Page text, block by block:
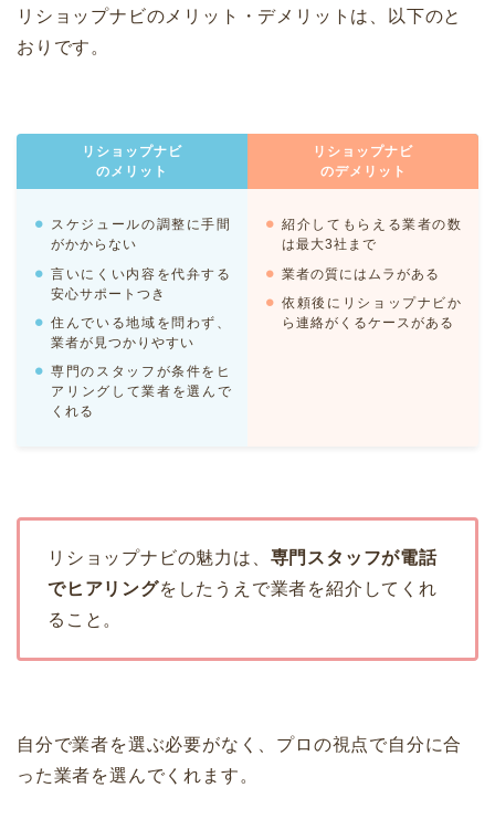
リショップナビのメリット・デメリットは、以下のと
おりです。
リショップナビ
のメリット
リショップナビ
のデメリット
スケジュールの調整に手間
がかからない
言いにくい内容を代弁する
安心サポートつき
住んでいる地域を問わず、
業者が見つかりやすい
専門のスタッフが条件をヒ
アリングして業者を選んで
くれる
紹介してもらえる業者の数
は最大3社まで
業者の質にはムラがある
依頼後にリショップナビか
ら連絡がくるケースがある
リショップナビの魅力は、 専門スタッフが電話
でヒアリングをしたうえで業者を紹介してくれ
ること。
自分で業者を選ぶ必要がなく、プロの視点で自分に合
った業者を選んでくれます。